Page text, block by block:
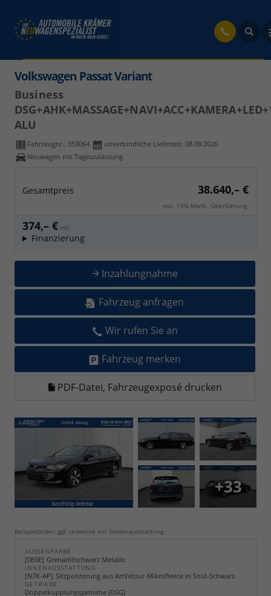
Volkswagen Passat Variant
Business
ALU
Fahrzeugnr.: 359064 unverbindliche Lieferzeit: 08.09.2026
Neuwagen mit Tageszulassung
Gesamtpreis 38.640,– €
incl. 19% MwSt., Überführung.
374,– € mtl.
Finanzierung
Inzahlungnahme
Fahrzeug anfragen
Wir rufen Sie an
Fahrzeug merken
PDF-Datei, Fahrzeugexposé drucken
+33
Beispielbilder, ggf. teilweise mit Sonderausstattung
AUSSENFARBE
0E0E Grenadillschwarz Metallic
INNENAUSSTATTUNG
N7K-AP Sitzpolsterung aus ArtVelour-Mikrofleece in Soul-Schwarz
GETRIEBE
Doppelkupplungsgetriebe (DSG)